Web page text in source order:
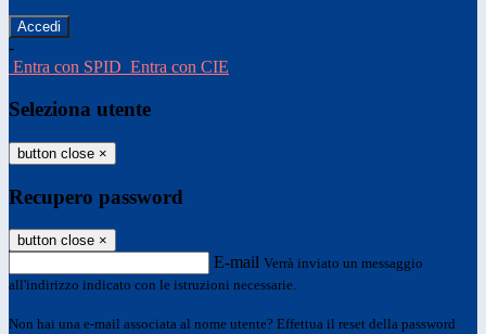
-
Entra con SPID Entra con CIE
Seleziona utente
button close ×
Recupero password
button close ×
E-mail Verrà inviato un messaggio
all'indirizzo indicato con le istruzioni necessarie.
Non hai una e-mail associata al nome utente? Effettua il reset della password